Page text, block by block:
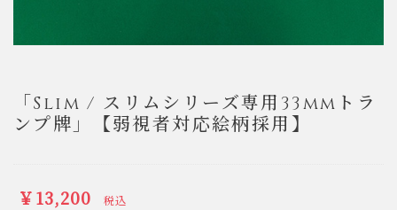
「Slim / スリムシリーズ専用33mmトラ
ンプ牌」【弱視者対応絵柄採用】
￥13,200 税込